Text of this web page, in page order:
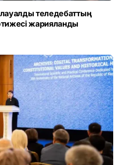
теледебаттың
жарияланды